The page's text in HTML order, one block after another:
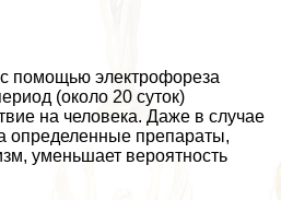
помощью электрофореза
(около 20 суток)
на человека. Даже в случае
определенные препараты,
уменьшает вероятность